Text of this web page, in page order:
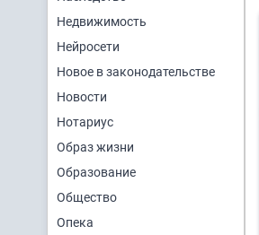
Недвижимость
Нейросети
Новое в законодательстве
Новости
Нотариус
Образ жизни
Образование
Общество
Опека